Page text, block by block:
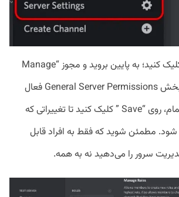
روی “Roles” کلیک کنید؛ به پایین بروید و مجوز “Manage
Server” را در بخش General Server Permissions فعال
کنید. پس از اتمام، روی “Save ” کلیک کنید تا تغییراتی که
شود. مطمئن شوید که فقط به افراد قابل‌
سرور را می‌دهید نه به همه.